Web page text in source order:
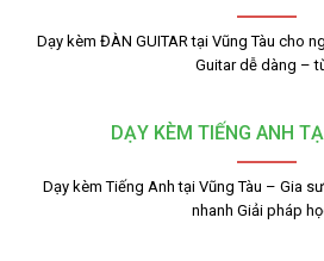
Dạy kèm ĐÀN GUITAR tại Vũng Tàu cho
Guitar dễ dàng –
DẠY KÈM TIẾNG ANH
Dạy kèm Tiếng Anh tại Vũng Tàu – Gia
nhanh Giải pháp